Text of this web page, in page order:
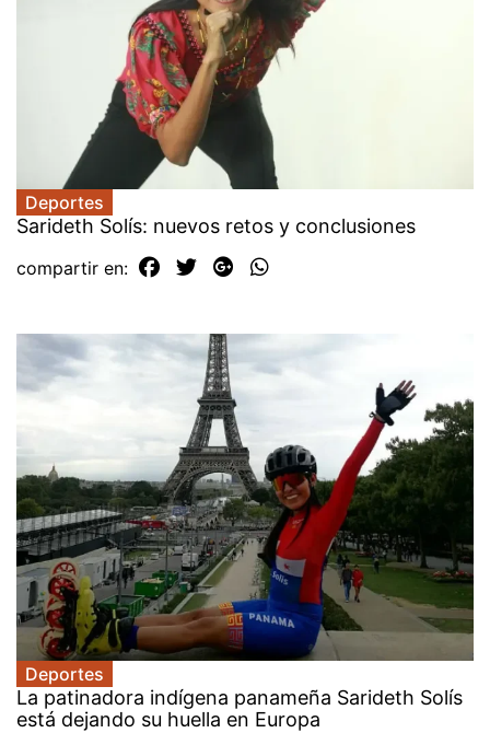
Deportes
Sarideth Solís: nuevos retos y conclusiones
compartir en:
Deportes
La patinadora indígena panameña Sarideth Solís
está dejando su huella en Europa